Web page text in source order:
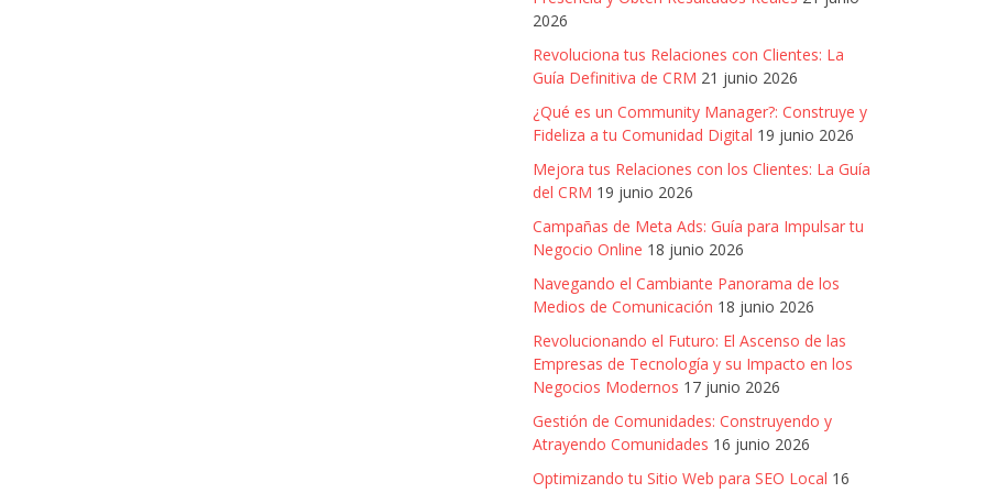
2026
Revoluciona tus Relaciones con Clientes: La
Guía Definitiva de CRM 21 junio 2026
¿Qué es un Community Manager?: Construye y
Fideliza a tu Comunidad Digital 19 junio 2026
Mejora tus Relaciones con los Clientes: La Guía
del CRM 19 junio 2026
Campañas de Meta Ads: Guía para Impulsar tu
Negocio Online 18 junio 2026
Navegando el Cambiante Panorama de los
Medios de Comunicación 18 junio 2026
Revolucionando el Futuro: El Ascenso de las
Empresas de Tecnología y su Impacto en los
Negocios Modernos 17 junio 2026
Gestión de Comunidades: Construyendo y
Atrayendo Comunidades 16 junio 2026
Optimizando tu Sitio Web para SEO Local 16